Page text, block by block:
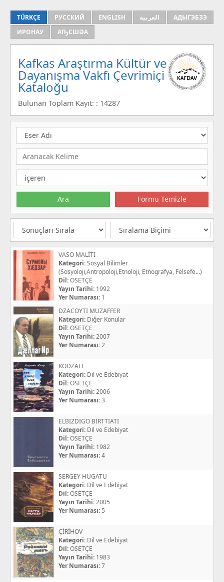
TÜRKÇE РУССКИЙ ENGLISH العربية
АДЫГЭБЗЭ
ИРОНАУ
АҦСШӘА
Kafkas Araştırma Kültür ve
Dayanışma Vakfı Çevrimiçi
Kataloğu
Bulunan Toplam Kayıt: : 14287
VASO MALİTI
Kategori:Sosyal Bilimler
(Sosyoloji,Antropoloji,Etnoloji, Etnografya, Felsefe...)
Dil:OSETÇE
Yayın Tarihi: 1992
Yer Numarası: 1
DZACOYTI MUZAFFER
Kategori: Diğer Konular
Dil:OSETÇE
Yayın Tarihi:2007
Yer Numarası:2
KODZATİ
Kategori: Dil ve Edebiyat
Dil:OSETÇE
Yayın Tarihi:2006
Yer Numarası:3
ELBIZDIGO BIRTTİATI
Kategori: Dil ve Edebiyat
Dil:OSETÇE
Yayın Tarihi: 1982
Yer Numarası:4
SERGEY HUGATU
Kategori: Dil ve Edebiyat
Dil:OSETÇE
Yayın Tarihi:2005
Yer Numarası: 5
ÇİRİHOV
Kategori: Dil ve Edebiyat
Dil:OSETÇE
Yayın Tarihi: 1983
Yer Numarası:7